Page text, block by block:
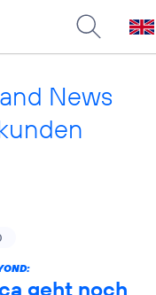
News
geht noch